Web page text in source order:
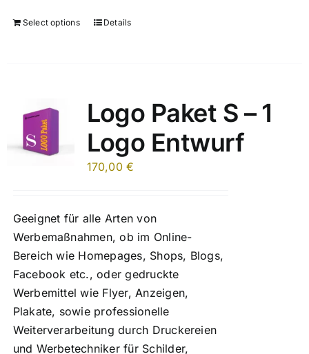
Select options Details
Logo Paket S – 1
Logo Entwurf
170,00€
Geeignet für alle Arten von
Werbemaßnahmen, ob im Online-
Bereich wie Homepages, Shops, Blogs,
Facebook etc., oder gedruckte
Werbemittel wie Flyer, Anzeigen,
Plakate, sowie professionelle
Weiterverarbeitung durch Druckereien
und Werbetechniker für Schilder,